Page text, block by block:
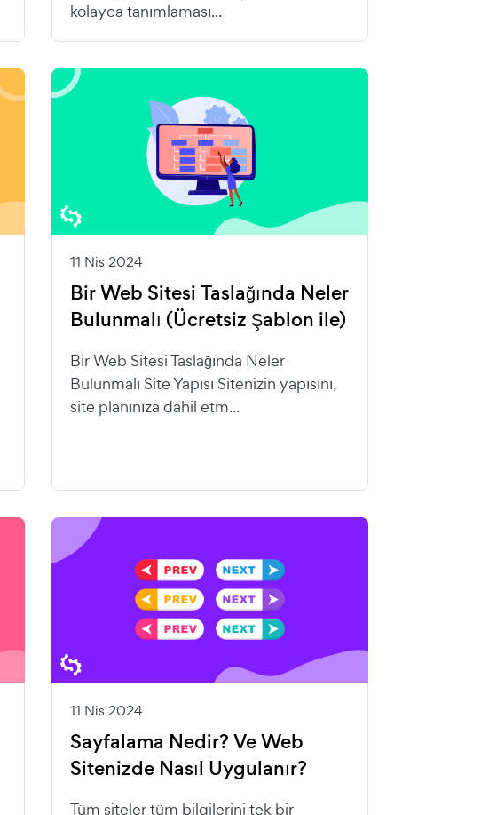
kolayca tanımlaması...
11 Nis 2024
Bir Web Sitesi Taslağında Neler
Bulunmalı (Ücretsiz Şablon ile)
Bir Web Sitesi Taslağında Neler
Bulunmalı Site Yapısı Sitenizin yapısını,
site planınıza dahil etm...
11 Nis 2024
Sayfalama Nedir? Ve Web
Sitenizde Nasıl Uygulanır?
Tüm siteler tüm bilgilerini tek bir